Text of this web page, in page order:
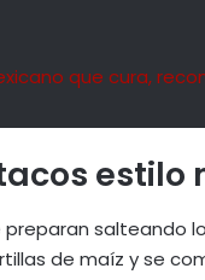
que cura,
estilo
preparan salteando
de maíz y se